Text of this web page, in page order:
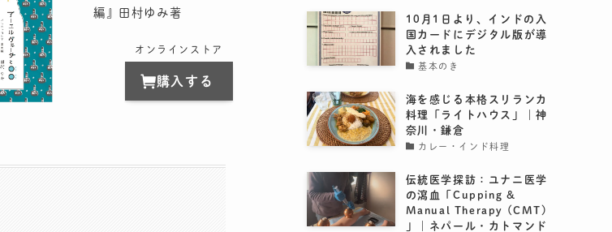
編』田村ゆみ著
オンラインストア
購入する
10月1日より、インドの入
国カードにデジタル版が導
入されました
基本のき
海を感じる本格スリランカ
料理「ライトハウス」｜神
奈川・鎌倉
カレー・インド料理
伝統医学探訪：ユナニ医学
の瀉血「Cupping &
Manual Therapy (CMT)
」｜ネパール・カトマンド